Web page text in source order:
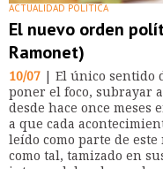
ACTUALIDAD POLÍTICA
El nuevo orden
Ramonet)
10/07 | El único sentido
poner el foco, subrayar
desde hace once meses
a que cada
leído como parte de
como tal, tamizado en